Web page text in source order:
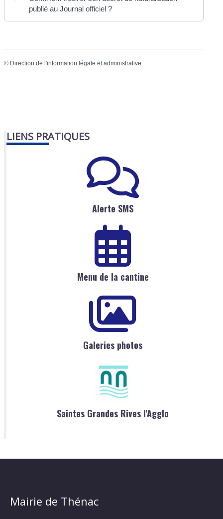
publié au Journal officiel ?
© Direction de l'information légale et administrative
LIENS PRATIQUES
Alerte SMS
Menu de la cantine
Galeries photos
Saintes Grandes Rives l'Agglo
Mairie de Thénac